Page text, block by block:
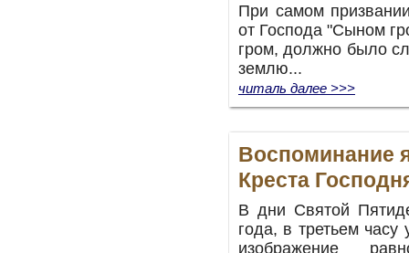
При самом
от Господа "Сыном
гром, должно было
землю...
читаль далее >>>
Воспоминание
Креста
В дни Святой
года, в третьем часу
изображение